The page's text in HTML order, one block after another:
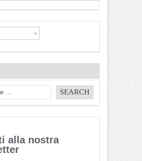
alla nostra